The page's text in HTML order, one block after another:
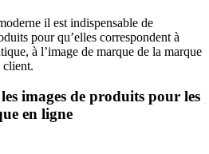
il est indispensable de
pour qu’elles correspondent à
à l’image de marque de la marque
client.
images de produits pour les
en ligne